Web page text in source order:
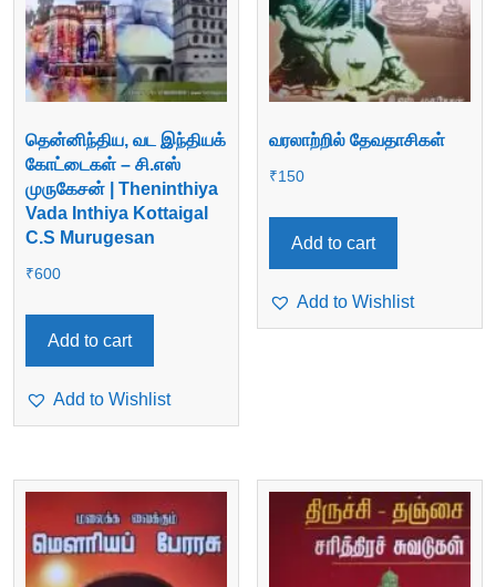
தென்னிந்திய, வட இந்தியக்
கோட்டைகள் – சி.எஸ்
முருகேசன் | Theninthiya
Vada Inthiya Kottaigal
C.S Murugesan
₹600
Add to cart
Add to Wishlist
வரலாற்றில் தேவதாசிகள்
₹150
Add to cart
Add to Wishlist